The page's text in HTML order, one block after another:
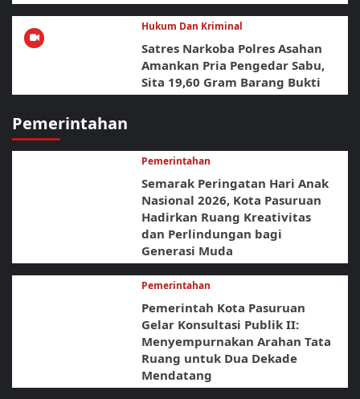
Hukum Dan Kriminal
Satres Narkoba Polres Asahan
Amankan Pria Pengedar Sabu,
Sita 19,60 Gram Barang Bukti
Pemerintahan
Pemerintahan
Semarak Peringatan Hari Anak
Nasional 2026, Kota Pasuruan
Hadirkan Ruang Kreativitas
dan Perlindungan bagi
Generasi Muda
Pemerintahan
Pemerintah Kota Pasuruan
Gelar Konsultasi Publik II:
Menyempurnakan Arahan Tata
Ruang untuk Dua Dekade
Mendatang